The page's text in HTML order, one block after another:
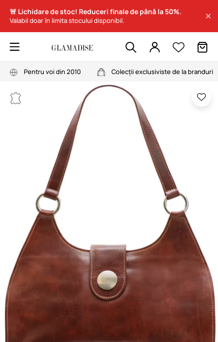
🚨 Lichidare de stoc! Reduceri finale de până la 50%.
Valabil doar în limita stocului disponibil.
Pentru voi din 2010 Colecții exclusiviste de la branduri